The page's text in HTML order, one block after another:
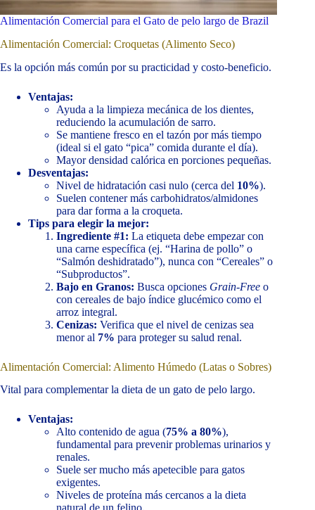
Alimentación Comercial para el Gato de pelo largo de Brazil
Alimentación Comercial: Croquetas (Alimento Seco)
Es la opción más común por su practicidad y costo-beneficio.
Ventajas:
Ayuda a la limpieza mecánica de los dientes,
reduciendo la acumulación de sarro.
Se mantiene fresco en el tazón por más tiempo
(ideal si el gato “pica” comida durante el día).
Mayor densidad calórica en porciones pequeñas.
Desventajas:
Nivel de hidratación casi nulo (cerca del 10%).
Suelen contener más carbohidratos/almidones
para dar forma a la croqueta.
Tips para elegir la mejor:
Ingrediente #1: La etiqueta debe empezar con
una carne específica (ej. “Harina de pollo” o
“Salmón deshidratado”), nunca con “Cereales” o
“Subproductos”.
Bajo en Granos: Busca opciones Grain-Free o
con cereales de bajo índice glucémico como el
arroz integral.
Cenizas: Verifica que el nivel de cenizas sea
menor al 7% para proteger su salud renal.
Alimentación Comercial: Alimento Húmedo (Latas o Sobres)
Vital para complementar la dieta de un gato de pelo largo.
Ventajas:
Alto contenido de agua (75% a 80%),
fundamental para prevenir problemas urinarios y
renales.
Suele ser mucho más apetecible para gatos
exigentes.
Niveles de proteína más cercanos a la dieta